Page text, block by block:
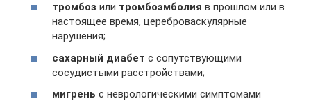
тромбоз или тромбоэмболия в прошлом или в
настоящее время, цереброваскулярные
нарушения;
сахарный диабет с сопутствующими
сосудистыми расстройствами;
мигрень с неврологическими симптомами